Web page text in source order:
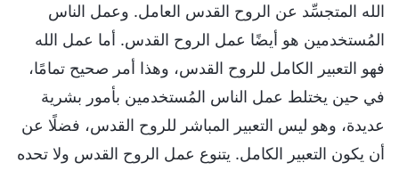
الله المتجسِّد عن الروح القدس العامل. وعمل الناس
المُستخدمين هو أيضًا عمل الروح القدس. أما عمل الله
فهو التعبير الكامل للروح القدس، وهذا أمر صحيح تمامًا،
في حين يختلط عمل الناس المُستخدمين بأمور بشرية
عديدة، وهو ليس التعبير المباشر للروح القدس، فضلًا عن
أن يكون التعبير الكامل. يتنوع عمل الروح القدس ولا تحده